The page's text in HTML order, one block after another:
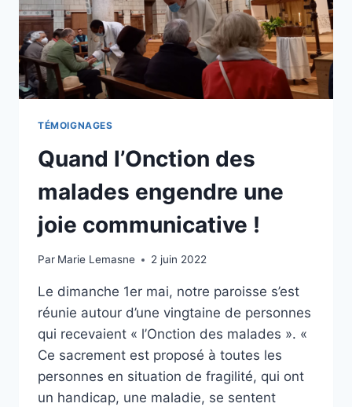
TÉMOIGNAGES
Quand l’Onction des
malades engendre une
joie communicative !
Par Marie Lemasne 2 juin 2022
Le dimanche 1er mai, notre paroisse s’est
réunie autour d’une vingtaine de personnes
qui recevaient « l’Onction des malades ». «
Ce sacrement est proposé à toutes les
personnes en situation de fragilité, qui ont
un handicap, une maladie, se sentent